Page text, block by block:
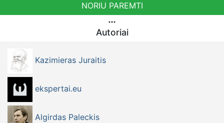
NORIU PAREMTI
Autoriai
Kazimieras Juraitis
ekspertai.eu
Algirdas Paleckis